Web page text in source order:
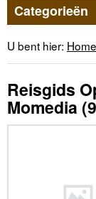
Categorieën
U bent hier: Home
Reisgids
Momedia